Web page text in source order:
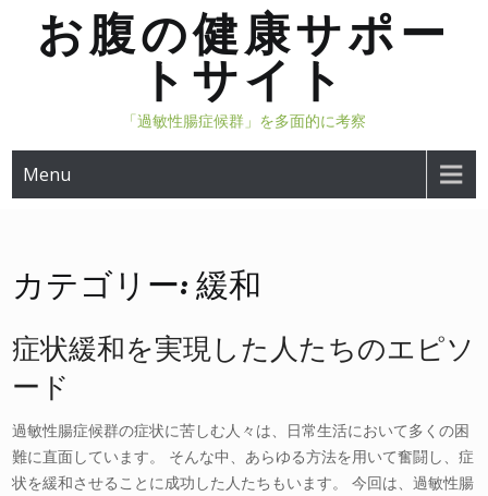
content
お腹の健康サポー
トサイト
「過敏性腸症候群」を多面的に考察
Menu
カテゴリー:緩和
症状緩和を実現した人たちのエピソ
ード
過敏性腸症候群の症状に苦しむ人々は、日常生活において多くの困
難に直面しています。 そんな中、あらゆる方法を用いて奮闘し、症
状を緩和させることに成功した人たちもいます。 今回は、過敏性腸